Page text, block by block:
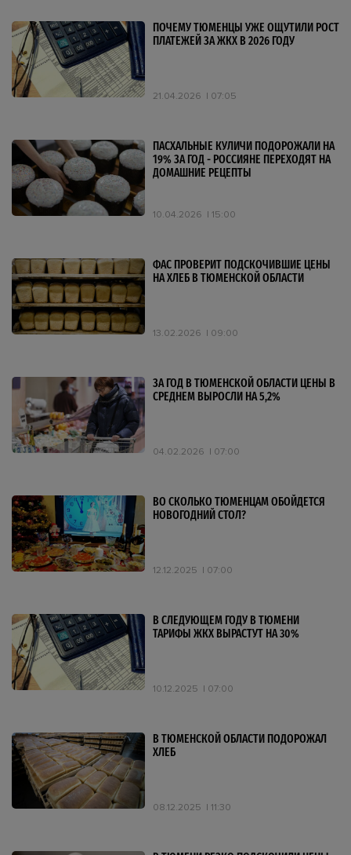
ПОЧЕМУ ТЮМЕНЦЫ УЖЕ ОЩУТИЛИ РОСТ
ПЛАТЕЖЕЙ ЗА ЖКХ В 2026 ГОДУ
21.04.2026 07:05
ПАСХАЛЬНЫЕ КУЛИЧИ ПОДОРОЖАЛИ НА
19% ЗА ГОД - РОССИЯНЕ ПЕРЕХОДЯТ НА
ДОМАШНИЕ РЕЦЕПТЫ
10.04.2026 15:00
ФАС ПРОВЕРИТ ПОДСКОЧИВШИЕ ЦЕНЫ
НА ХЛЕБ В ТЮМЕНСКОЙ ОБЛАСТИ
13.02.2026 09:00
ЗА ГОД В ТЮМЕНСКОЙ ОБЛАСТИ ЦЕНЫ В
СРЕДНЕМ ВЫРОСЛИ НА 5,2%
04.02.2026 07:00
ВО СКОЛЬКО ТЮМЕНЦАМ ОБОЙДЕТСЯ
НОВОГОДНИЙ СТОЛ?
12.12.2025 07:00
В СЛЕДУЮЩЕМ ГОДУ В ТЮМЕНИ
ТАРИФЫ ЖКХ ВЫРАСТУТ НА 30%
10.12.2025 07:00
В ТЮМЕНСКОЙ ОБЛАСТИ ПОДОРОЖАЛ
ХЛЕБ
08.12.2025 11:30